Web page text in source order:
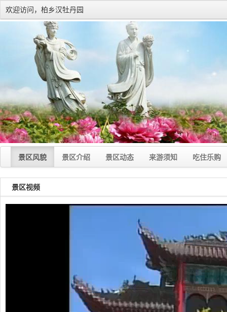
欢迎访问，柏乡汉牡丹园
景区风貌 景区介绍 景区动态 来游须知 吃住乐购
景区视频